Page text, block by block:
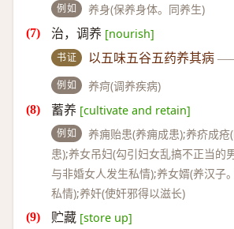
例如 养身(保养身体。同养生)
治，调养 [nourish]
书证 以五味五谷五药养其病
例如 养疴(调养疾病)
蓄养 [cultivate and retain]
例如
养痈贻患(养痈成患);养疥成
患);养女吊妇(勾引妇女乱搞不正当的
与非婚女人发生私情);养女婿(养汉子
私情);养奸(使奸邪得以滋长)
贮藏 [store up]